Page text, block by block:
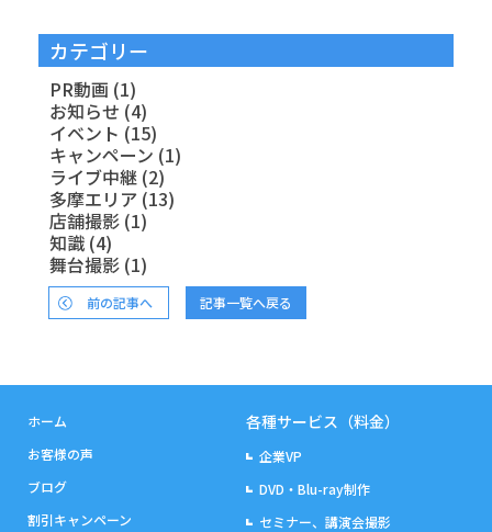
カテゴリー
PR動画 (1)
お知らせ (4)
イベント (15)
キャンペーン (1)
ライブ中継 (2)
多摩エリア (13)
店舗撮影 (1)
知識 (4)
舞台撮影 (1)
前の記事へ 記事一覧へ戻る
ホーム
お客様の声
ブログ
割引キャンペーン
各種サービス（料金）
企業VP
DVD・Blu-ray制作
セミナー、講演会撮影